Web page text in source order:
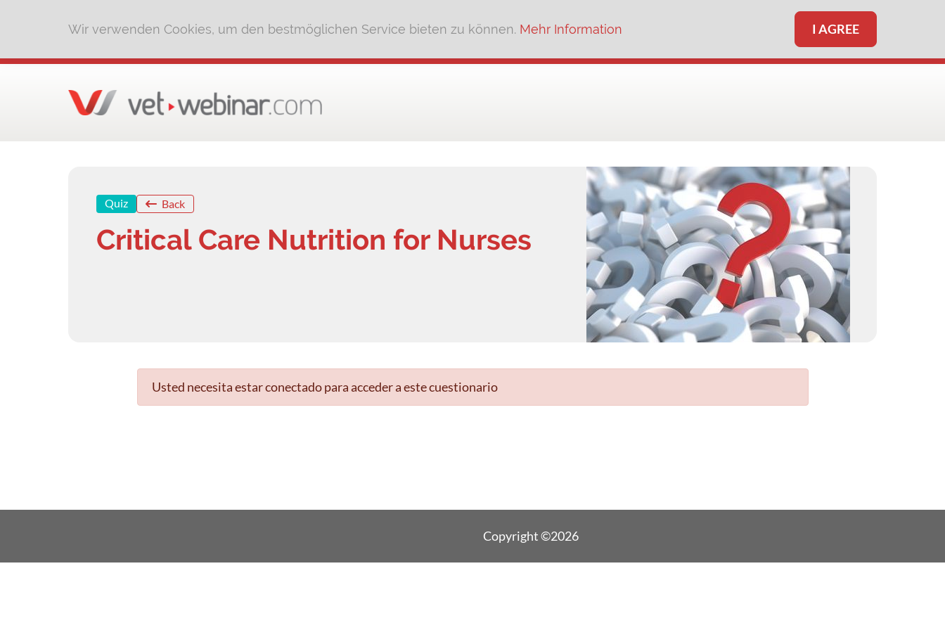
Wir verwenden Cookies, um den bestmöglichen Service bieten zu können. Mehr Information I AGREE
Quiz Back
Critical Care Nutrition for Nurses
Usted necesita estar conectado para acceder a este cuestionario
Copyright ©2026